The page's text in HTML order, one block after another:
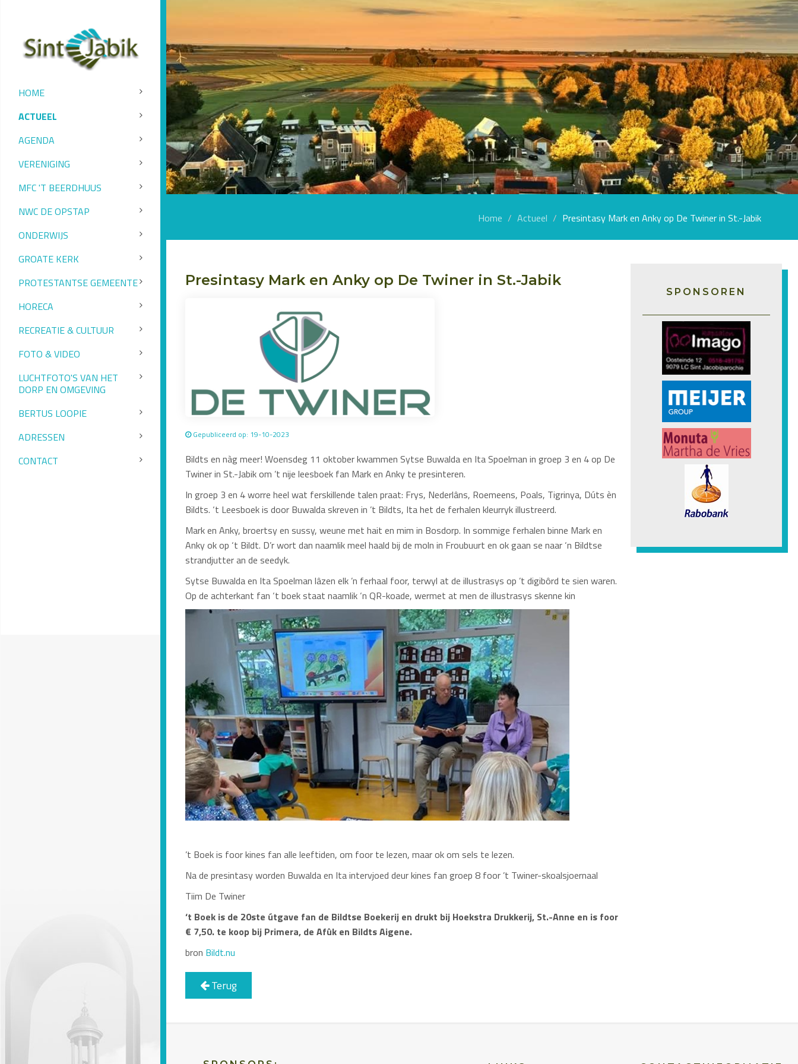
HOME
ACTUEEL
AGENDA
VERENIGING
MFC 'T BEERDHUUS
NWC DE OPSTAP
ONDERWIJS
GROATE KERK
PROTESTANTSE GEMEENTE
HORECA
RECREATIE & CULTUUR
FOTO & VIDEO
LUCHTFOTO'S VAN HET
DORP EN OMGEVING
BERTUS LOOPIE
ADRESSEN
CONTACT
Home Actueel Presintasy Mark en Anky op De Twiner in St.-Jabik
Presintasy Mark en Anky op De Twiner in St.-Jabik
Gepubliceerd op: 19-10-2023
Bildts en nàg meer! Woensdeg 11 oktober kwammen Sytse Buwalda en Ita Spoelman in groep 3 en 4 op De
Twiner in St.-Jabik om ’t nije leesboek fan Mark en Anky te presinteren.
In groep 3 en 4 worre heel wat ferskillende talen praat: Frys, Nederlâns, Roemeens, Poals, Tigrinya, Dúts èn
Bildts. ‘t Leesboek is door Buwalda skreven in ’t Bildts, Ita het de ferhalen kleurryk illustreerd.
Mark en Anky, broertsy en sussy, weune met hait en mim in Bosdorp. In sommige ferhalen binne Mark en
Anky ok op ‘t Bildt. D’r wort dan naamlik meel haald bij de moln in Froubuurt en ok gaan se naar ‘n Bildtse
strandjutter an de seedyk.
Sytse Buwalda en Ita Spoelman lâzen elk ’n ferhaal foor, terwyl at de illustrasys op ’t digibôrd te sien waren.
Op de achterkant fan ‘t boek staat naamlik ‘n QR-koade, wermet at men de illustrasys skenne kin
’t Boek is foor kines fan alle leeftiden, om foor te lezen, maar ok om sels te lezen.
Na de presintasy worden Buwalda en Ita intervjoed deur kines fan groep 8 foor ’t Twiner-skoalsjoernaal
Tiim De Twiner
‘t Boek is de 20ste útgave fan de Bildtse Boekerij en drukt bij Hoekstra Drukkerij, St.-Anne en is foor
€ 7,50. te koop bij Primera, de Afûk en Bildts Aigene.
bron Bildt.nu
Terug
SPONSOREN